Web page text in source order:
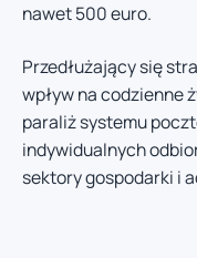
nawet 500 euro.
Przedłużający się
wpływ na codzienne
paraliż systemu
indywidualnych
sektory gospodarki i